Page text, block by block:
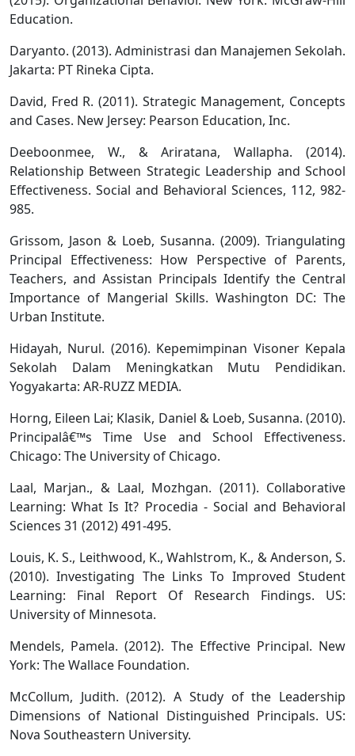
Education.
Daryanto. (2013). Administrasi dan Manajemen Sekolah.
Jakarta: PT Rineka Cipta.
David, Fred R. (2011). Strategic Management, Concepts
and Cases. New Jersey: Pearson Education, Inc.
Deeboonmee, W., & Ariratana, Wallapha. (2014).
Relationship Between Strategic Leadership and School
Effectiveness. Social and Behavioral Sciences, 112, 982-
985.
Grissom, Jason & Loeb, Susanna. (2009). Triangulating
Principal Effectiveness: How Perspective of Parents,
Teachers, and Assistan Principals Identify the Central
Importance of Mangerial Skills. Washington DC: The
Urban Institute.
Hidayah, Nurul. (2016). Kepemimpinan Visoner Kepala
Sekolah Dalam Meningkatkan Mutu Pendidikan.
Yogyakarta: AR-RUZZ MEDIA.
Horng, Eileen Lai; Klasik, Daniel & Loeb, Susanna. (2010).
Principalâ€™s Time Use and School Effectiveness.
Chicago: The University of Chicago.
Laal, Marjan., & Laal, Mozhgan. (2011). Collaborative
Learning: What Is It? Procedia - Social and Behavioral
Sciences 31 (2012) 491-495.
Louis, K. S., Leithwood, K., Wahlstrom, K., & Anderson, S.
(2010). Investigating The Links To Improved Student
Learning: Final Report Of Research Findings. US:
University of Minnesota.
Mendels, Pamela. (2012). The Effective Principal. New
York: The Wallace Foundation.
McCollum, Judith. (2012). A Study of the Leadership
Dimensions of National Distinguished Principals. US:
Nova Southeastern University.